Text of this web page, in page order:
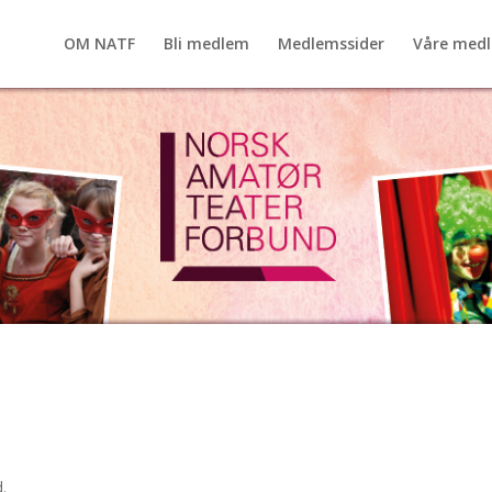
OM NATF Bli medlem Medlemssider Våre